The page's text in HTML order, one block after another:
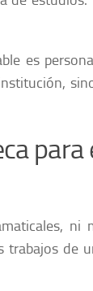
es
ni
trabajos de